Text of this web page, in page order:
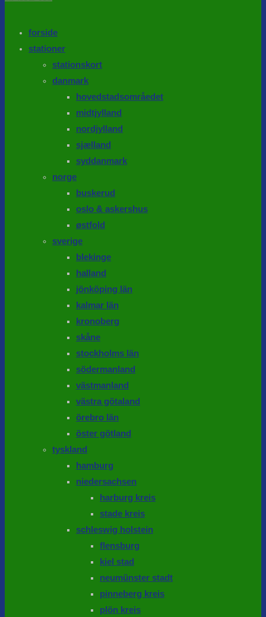
forside
stationer
stationskort
danmark
hovedstadsområedet
midtjylland
nordjylland
sjælland
syddanmark
norge
buskerud
oslo & askershus
østfold
sverige
blekinge
halland
jönköping län
kalmar län
kronoberg
skåne
stockholms län
södermanland
västmanland
västra götaland
örebro län
öster götland
tyskland
hamburg
niedersachsen
harburg kreis
stade kreis
schleswig holstein
flensburg
kiel stad
neumünster stadt
pinneberg kreis
plön kreis